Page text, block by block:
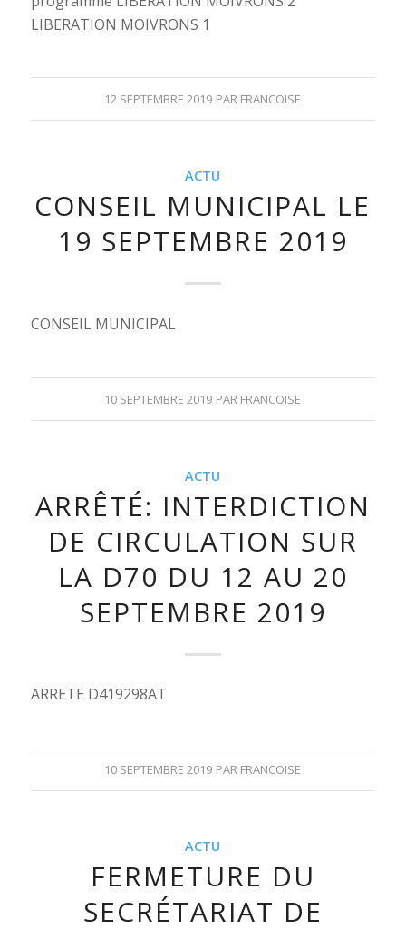
LIBERATION MOIVRONS 1
12 SEPTEMBRE 2019 PAR FRANCOISE
ACTU
CONSEIL MUNICIPAL LE
19 SEPTEMBRE 2019
CONSEIL MUNICIPAL
10 SEPTEMBRE 2019 PAR FRANCOISE
ACTU
ARRÊTÉ: INTERDICTION
DE CIRCULATION SUR
LA D70 DU 12 AU 20
SEPTEMBRE 2019
ARRETE D419298AT
10 SEPTEMBRE 2019 PAR FRANCOISE
ACTU
FERMETURE DU
SECRÉTARIAT DE